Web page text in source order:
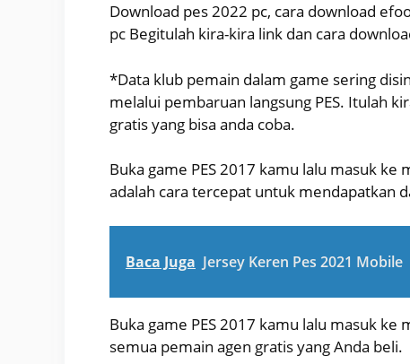
Download pes 2022 pc, cara download
pc Begitulah kira-kira link dan cara
*Data klub pemain dalam game sering
melalui pembaruan langsung PES. Itulah
gratis yang bisa anda coba.
Buka game PES 2017 kamu lalu masuk
adalah cara tercepat untuk mendapatkan
Baca Juga Jersey Keren Pes 2021 Mobile
Buka game PES 2017 kamu lalu masuk
semua pemain agen gratis yang Anda beli.